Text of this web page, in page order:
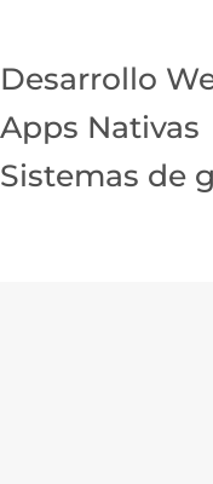
Desarrollo
Apps Nativas
Sistemas de